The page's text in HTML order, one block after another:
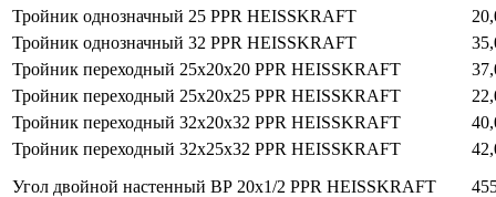
Тройник однозначный 25 PPR HEISSKRAFT
Тройник однозначный 32 PPR HEISSKRAFT
Тройник переходный 25x20x20 PPR HEISSKRAFT
Тройник переходный 25x20x25 PPR HEISSKRAFT
Тройник переходный 32x20x32 PPR HEISSKRAFT
Тройник переходный 32x25x32 PPR HEISSKRAFT
Угол двойной настенный ВР 20х1/2 PPR HEISSKRAFT